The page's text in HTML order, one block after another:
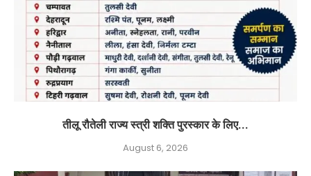
तीलू रौतेली राज्य स्त्री शक्ति पुरस्कार के लिए...
August 6, 2026